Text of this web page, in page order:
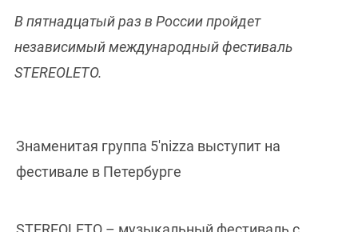
В пятнадцатый раз в России пройдет
независимый международный фестиваль
STEREOLETO.
Знаменитая группа 5'nizza выступит на
фестивале в Петербурге